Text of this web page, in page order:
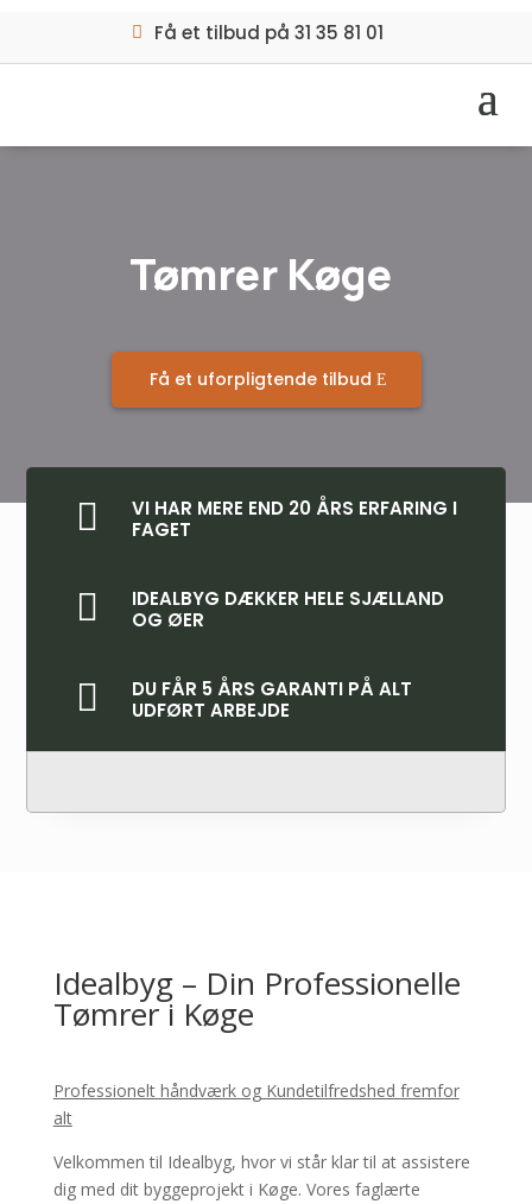
Få et tilbud på 31 35 81 01
Tømrer Køge
Få et uforpligtende tilbud

VI HAR MERE END 20 ÅRS ERFARING I
FAGET

IDEALBYG DÆKKER HELE SJÆLLAND
OG ØER

DU FÅR 5 ÅRS GARANTI PÅ ALT
UDFØRT ARBEJDE
Idealbyg – Din Professionelle
Tømrer i Køge
Professionelt håndværk og Kundetilfredshed fremfor
alt
Velkommen til Idealbyg, hvor vi står klar til at assistere
dig med dit byggeprojekt i Køge. Vores faglærte